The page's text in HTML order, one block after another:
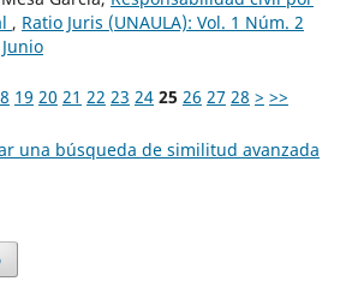
, Ratio Juris (UNAULA): Vol. 1 Núm. 2
19 20 21 22 23 24 25 26 27 28 > >>
una búsqueda de similitud avanzada